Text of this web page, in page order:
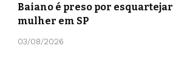
Baiano é preso por esquartejar
mulher em SP
03/08/2026